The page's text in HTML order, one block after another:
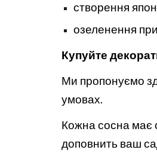
створення
озеленення
Купуйте
Ми пропонуємо
умовах.
Кожна сосна має
доповнить ваш